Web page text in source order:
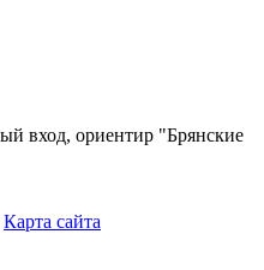
вход, ориентир "Брянские
Карта сайта